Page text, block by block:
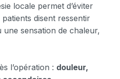
locale permet d’éviter
disent ressentir
sensation de chaleur,
l’opération : douleur,